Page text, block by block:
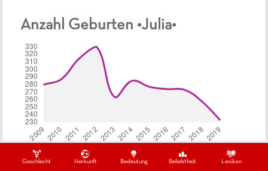
Geschlecht Herkunft Bedeutung Beliebtheit Lexikon
Anzahl Geburten •Julia•